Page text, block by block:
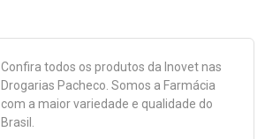
Confira todos os produtos da Inovetnas
Drogarias Pacheco. Somos a Farmácia
com a maior variedade e qualidade do
Brasil.